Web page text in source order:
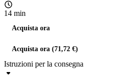
14 min
Acquista ora
Acquista ora (71,72 €)
Istruzioni per la consegna